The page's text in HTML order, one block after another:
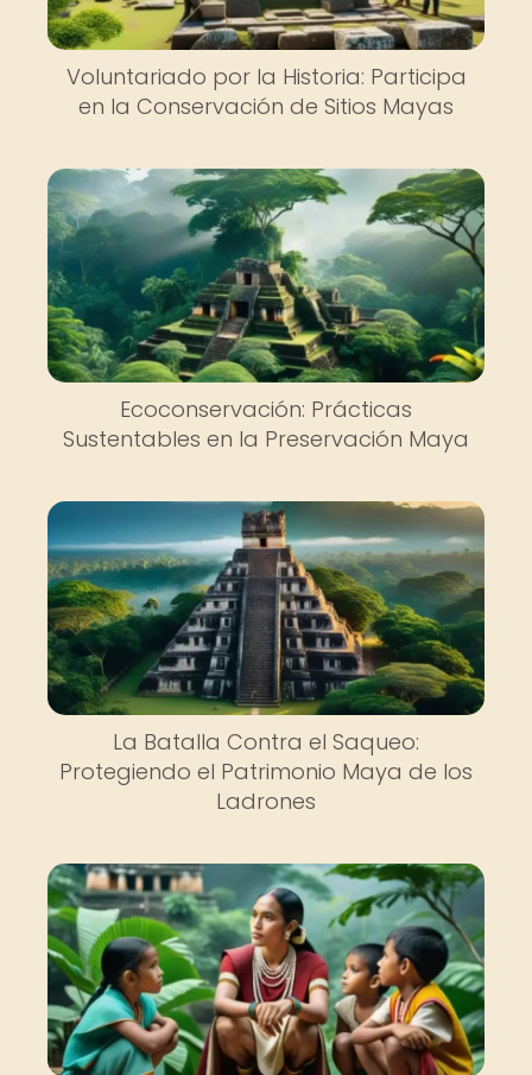
Voluntariado por la Historia: Participa
en la Conservación de Sitios Mayas
Ecoconservación: Prácticas
Sustentables en la Preservación Maya
La Batalla Contra el Saqueo:
Protegiendo el Patrimonio Maya de los
Ladrones